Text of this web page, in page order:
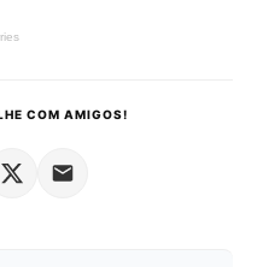
COM AMIGOS!